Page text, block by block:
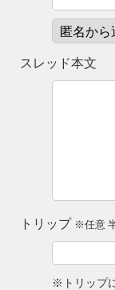
スレッド本文
トリップ ※任意
※トリップ